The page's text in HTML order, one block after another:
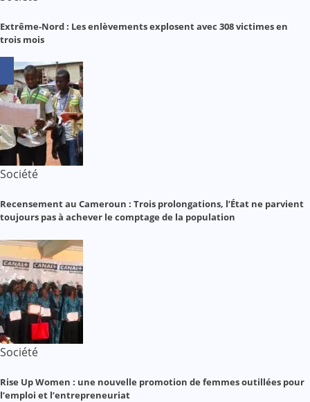
Extrême-Nord : Les enlèvements explosent avec 308 victimes en
trois mois
Société
Recensement au Cameroun : Trois prolongations, l’État ne parvient
toujours pas à achever le comptage de la population
Société
Rise Up Women : une nouvelle promotion de femmes outillées pour
l’emploi et l’entrepreneuriat